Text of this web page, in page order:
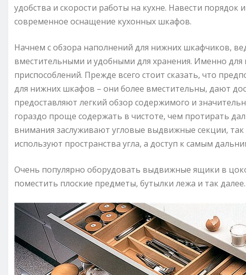
удобства и скорости работы на кухне. Навести
современное оснащение кухонных шкафов.
Начнем с обзора наполнений для нижних шкафчиков,
вместительными и удобными для хранения. Именно
приспособлений. Прежде всего стоит сказать, что
для нижних шкафов – они более вместительны, дают
предоставляют легкий обзор содержимого и
гораздо проще содержать в чистоте, чем протирать
внимания заслуживают угловые выдвижные секции,
используют пространства угла, а доступ к самым
Очень популярно оборудовать выдвижные ящики в
поместить плоские предметы, бутылки лежа и так далее.